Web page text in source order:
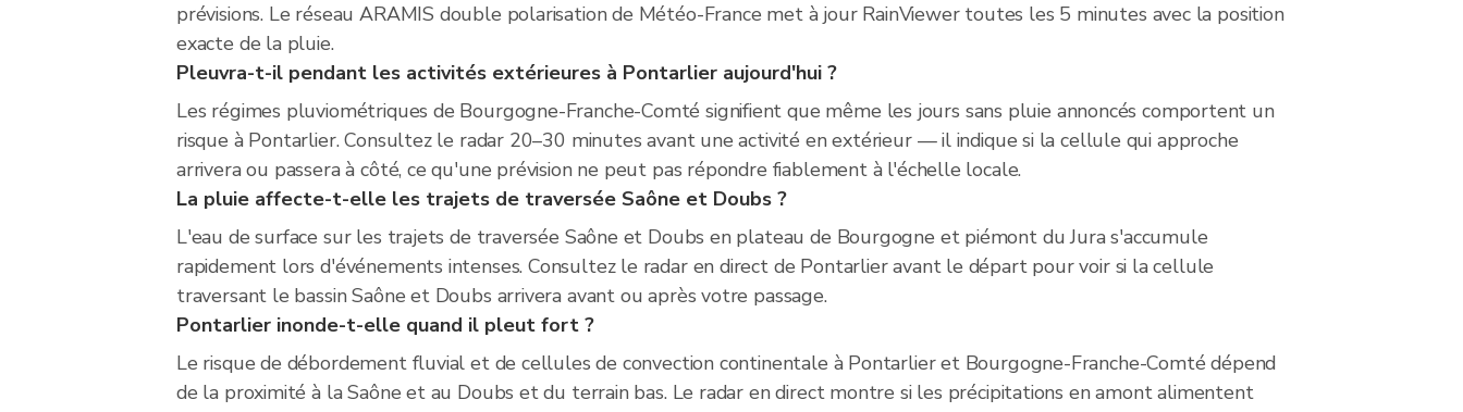
prévisions. Le réseau ARAMIS double polarisation de Météo-France met à jour RainViewer toutes les 5 minutes avec la position
exacte de la pluie.
Pleuvra-t-il pendant les activités extérieures à Pontarlier aujourd'hui ?
Les régimes pluviométriques de Bourgogne-Franche-Comté signifient que même les jours sans pluie annoncés comportent un
risque à Pontarlier. Consultez le radar 20–30 minutes avant une activité en extérieur — il indique si la cellule qui approche
arrivera ou passera à côté, ce qu'une prévision ne peut pas répondre fiablement à l'échelle locale.
La pluie affecte-t-elle les trajets de traversée Saône et Doubs ?
L'eau de surface sur les trajets de traversée Saône et Doubs en plateau de Bourgogne et piémont du Jura s'accumule
rapidement lors d'événements intenses. Consultez le radar en direct de Pontarlier avant le départ pour voir si la cellule
traversant le bassin Saône et Doubs arrivera avant ou après votre passage.
Pontarlier inonde-t-elle quand il pleut fort ?
Le risque de débordement fluvial et de cellules de convection continentale à Pontarlier et Bourgogne-Franche-Comté dépend
de la proximité à la Saône et au Doubs et du terrain bas. Le radar en direct montre si les précipitations en amont alimentent